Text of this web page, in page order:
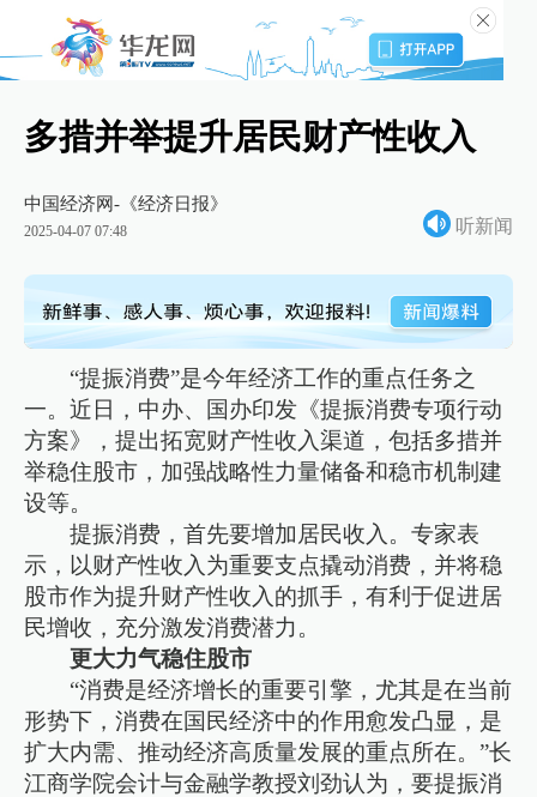
多措并举提升居民财产性收入
中国经济网-《经济日报》
2025-04-07 07:48 听新闻
“提振消费”是今年经济工作的重点任务之
一。近日，中办、国办印发《提振消费专项行动
方案》，提出拓宽财产性收入渠道，包括多措并
举稳住股市，加强战略性力量储备和稳市机制建
设等。
提振消费，首先要增加居民收入。专家表
示，以财产性收入为重要支点撬动消费，并将稳
股市作为提升财产性收入的抓手，有利于促进居
民增收，充分激发消费潜力。
更大力气稳住股市
“消费是经济增长的重要引擎，尤其是在当前
形势下，消费在国民经济中的作用愈发凸显，是
扩大内需、推动经济高质量发展的重点所在。”长
江商学院会计与金融学教授刘劲认为，要提振消